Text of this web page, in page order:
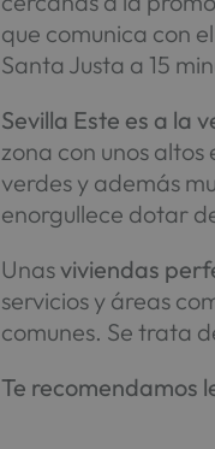
que comunica con
Santa Justa a 15
Sevilla Este es a la
zona con unos
verdes y además
enorgullece dotar
Unas viviendas
servicios y áreas
comunes. Se trata
Te recomendamos